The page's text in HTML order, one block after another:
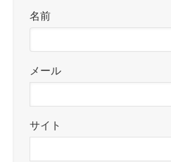
名前
メール
サイト